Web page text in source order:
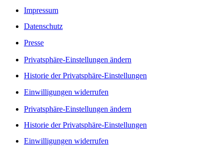
Impressum
Datenschutz
Presse
Privatsphäre-Einstellungen ändern
Historie der Privatsphäre-Einstellungen
Einwilligungen widerrufen
Privatsphäre-Einstellungen ändern
Historie der Privatsphäre-Einstellungen
Einwilligungen widerrufen